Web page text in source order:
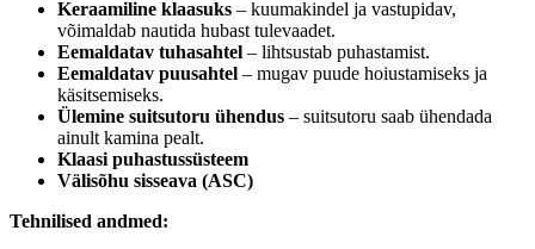
Keraamiline klaasuks – kuumakindel ja vastupidav,
võimaldab nautida hubast tulevaadet.
Eemaldatav tuhasahtel – lihtsustab puhastamist.
Eemaldatav puusahtel – mugav puude hoiustamiseks ja
käsitsemiseks.
Ülemine suitsutoru ühendus – suitsutoru saab ühendada
ainult kamina pealt.
Klaasi puhastussüsteem
Välisõhu sisseava (ASC)
Tehnilised andmed: